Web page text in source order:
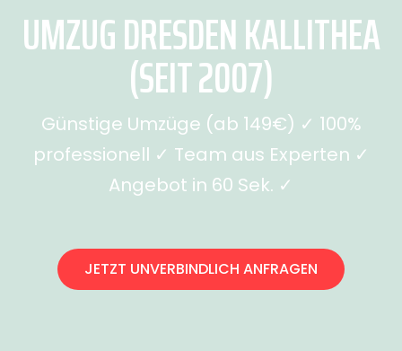
UMZUG DRESDEN KALLITHEA
(SEIT 2007)
Günstige Umzüge (ab 149€) ✓ 100%
professionell ✓ Team aus Experten ✓
Angebot in 60 Sek. ✓
JETZT UNVERBINDLICH ANFRAGEN